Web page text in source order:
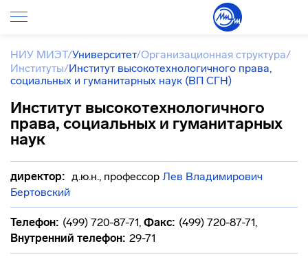
НИУ МИЭТ/Университет/Организационная структура/
Институты/Институт высокотехнологичного права,
социальных и гуманитарных наук (ВП СГН)
Институт высокотехнологичного
права, социальных и гуманитарных
наук
директор: д.ю.н., профессор Лев Владимирович
Бертовский
Телефон: (499) 720-87-71, Факс: (499) 720-87-71,
Внутренний телефон: 29-71